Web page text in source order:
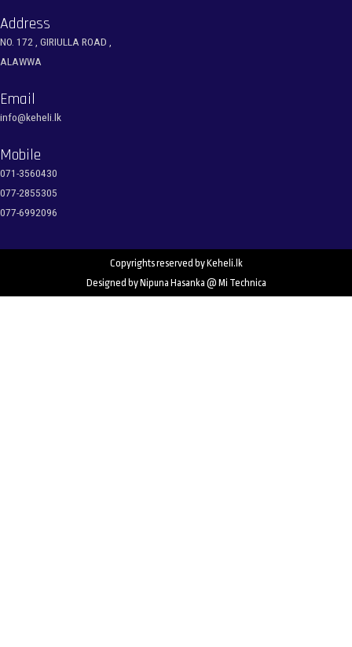
Address
NO. 172 , GIRIULLA ROAD ,
ALAWWA
Email
info@keheli.lk
Mobile
071-3560430
077-2855305
077-6992096
Copyrights reserved by Keheli.lk
Designed by Nipuna Hasanka @ Mi Technica